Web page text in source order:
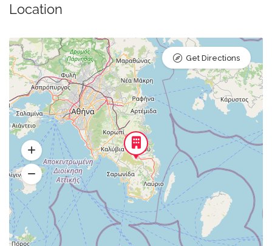
Location
Get Directions